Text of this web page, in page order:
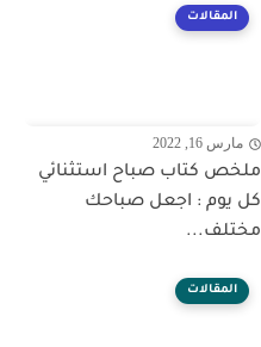
المقالات
مارس 16, 2022
ملخص كتاب صباح استثنائي
كل يوم : اجعل صباحك
مختلف...
المقالات